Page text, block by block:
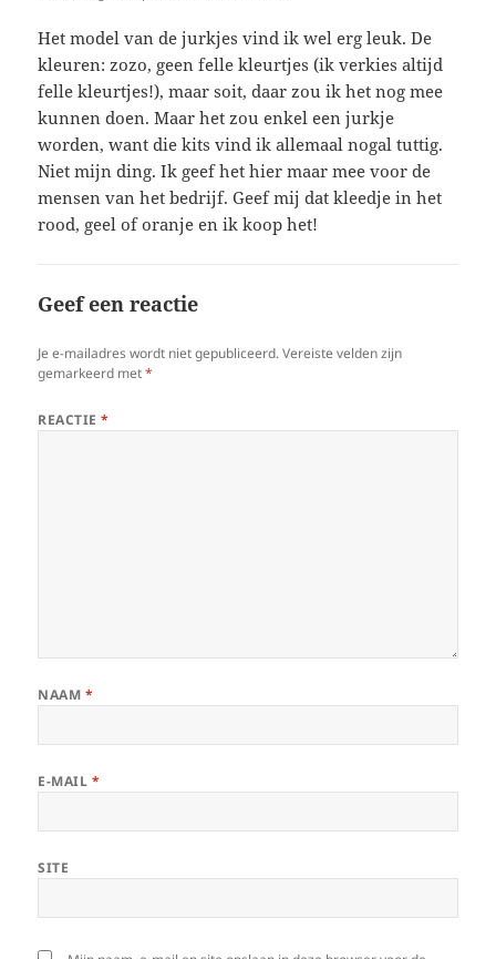
Het model van de jurkjes vind ik wel erg leuk. De
kleuren: zozo, geen felle kleurtjes (ik verkies altijd
felle kleurtjes!), maar soit, daar zou ik het nog mee
kunnen doen. Maar het zou enkel een jurkje
worden, want die kits vind ik allemaal nogal tuttig.
Niet mijn ding. Ik geef het hier maar mee voor de
mensen van het bedrijf. Geef mij dat kleedje in het
rood, geel of oranje en ik koop het!
Geef een reactie
Je e-mailadres wordt niet gepubliceerd. Vereiste velden zijn
gemarkeerd met*
REACTIE*
NAAM *
E-MAIL *
SITE